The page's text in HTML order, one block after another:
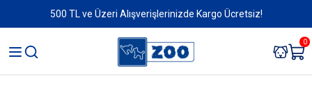
500 TL ve Üzeri Alışverişlerinizde Kargo Ücretsiz!
0